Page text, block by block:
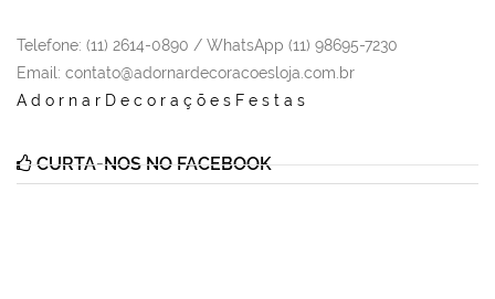
Telefone: (11) 2614-0890 / WhatsApp (11) 98695-7230
Email : contato@adornardecoracoesloja.com.br
AdornarDecoraçõesFestas
CURTA-NOS NO FACEBOOK